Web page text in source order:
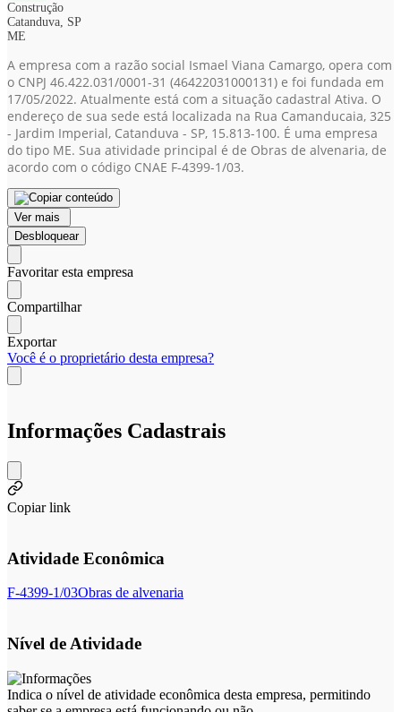
Construção
Catanduva, SP
ME
A empresa com a razão social Ismael Viana Camargo, opera com
o CNPJ 46.422.031/0001-31 (46422031000131) e foi fundada em
17/05/2022. Atualmente está com a situação cadastral Ativa. O
endereço de sua sede está localizada na Rua Camanducaia, 325
- Jardim Imperial, Catanduva - SP, 15.813-100. É uma empresa
do tipo ME. Sua atividade principal é de Obras de alvenaria, de
acordo com o código CNAE F-4399-1/03.
Ver mais
Desbloquear
Favoritar esta empresa
Compartilhar
Exportar
Você é o proprietário desta empresa?
Informações Cadastrais
Copiar link
Atividade Econômica
F-4399-1/03Obras de alvenaria
Nível de Atividade
Indica o nível de atividade econômica desta empresa, permitindo